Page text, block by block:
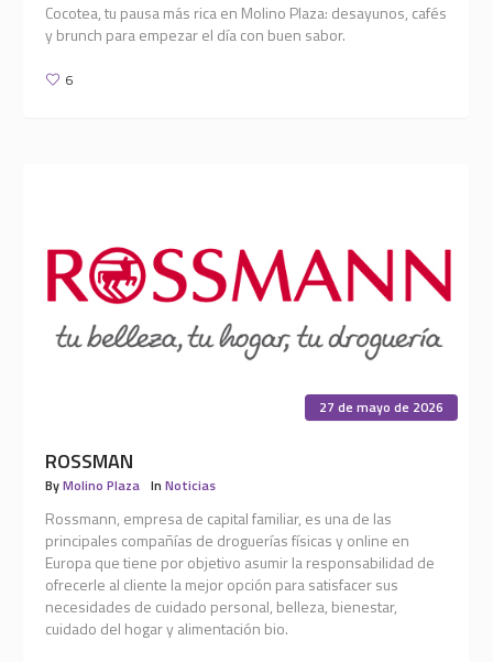
Cocotea, tu pausa más rica en Molino Plaza: desayunos, cafés
y brunch para empezar el día con buen sabor.
6
27 de mayo de 2026
ROSSMAN
ByMolino Plaza In Noticias
Rossmann, empresa de capital familiar, es una de las
principales compañías de droguerías físicas y online en
Europa que tiene por objetivo asumir la responsabilidad de
ofrecerle al cliente la mejor opción para satisfacer sus
necesidades de cuidado personal, belleza, bienestar,
cuidado del hogar y alimentación bio.